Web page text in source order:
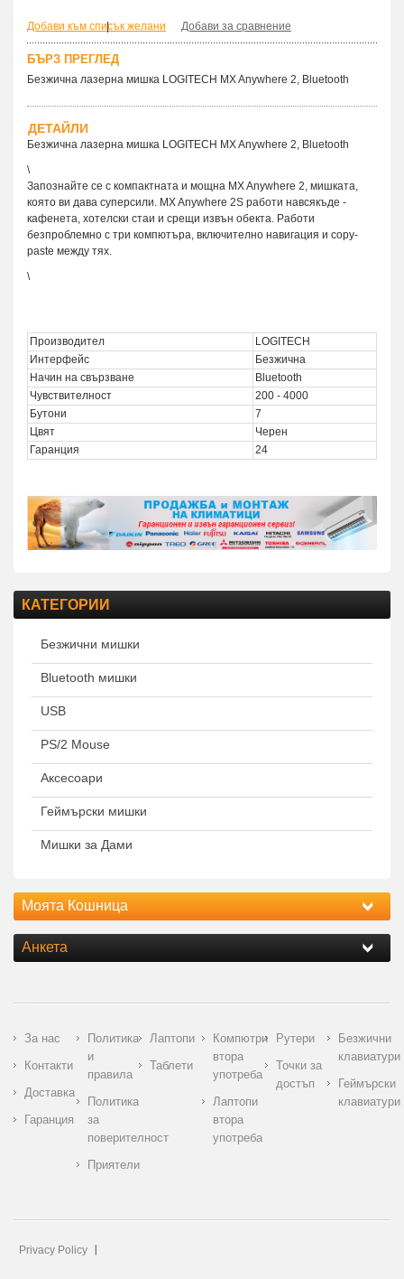
Добави към списък желани
| Добави за сравнение
БЪРЗ ПРЕГЛЕД
Безжична лазерна мишка LOGITECH MX Anywhere 2, Bluetooth
ДЕТАЙЛИ
Безжична лазерна мишка LOGITECH MX Anywhere 2, Bluetooth
\
Запознайте се с компактната и мощна MX Anywhere 2, мишката,
която ви дава суперсили. MX Anywhere 2S работи навсякъде -
кафенета, хотелски стаи и срещи извън обекта. Работи
безпроблемно с три компютъра, включително навигация и copy-
paste между тях.
\
Производител
LOGITECH
Интерфейс
Безжична
Начин на свързване
Bluetooth
Чувствителност
200 - 4000
Бутони
7
Цвят
Черен
Гаранция
24
КАТЕГОРИИ
Безжични мишки
Bluetooth мишки
USB
PS/2 Mouse
Аксесоари
Геймърски мишки
Мишки за Дами
Моята Кошница
Анкета
За нас
Контакти
Доставка
Гаранция
Политика
и
правила
Политика
за
поверителност
Приятели
Лаптопи
Таблети
Компютри
втора
употреба
Лаптопи
втора
употреба
Рутери
Точки за
достъп
Безжични
клавиатури
Геймърски
клавиатури
Privacy Policy